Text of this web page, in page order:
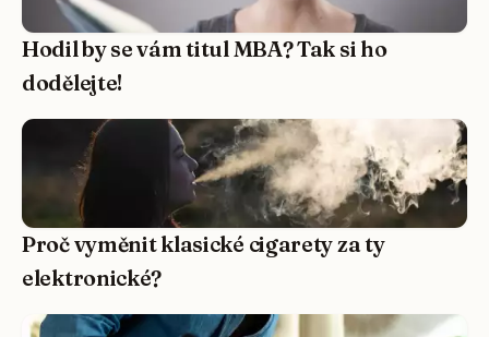
Hodil by se vám titul MBA? Tak si ho
dodělejte!
Proč vyměnit klasické cigarety za ty
elektronické?